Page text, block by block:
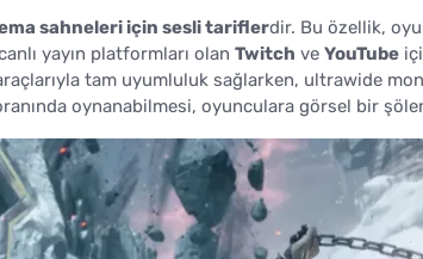
sahneleri için sesli tariflerdir. Bu özellik,
yayın platformları olan Twitch ve YouTube
tam uyumluluk sağlarken, ultrawide
oynanabilmesi, oyunculara görsel bir